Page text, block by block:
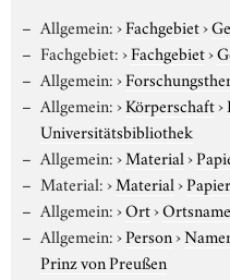
Allgemein:›Fachgebiet›
Fachgebiet:›Fachgebiet›
Allgemein:›
Allgemein:›Körperschaft›
Universitätsbibliothek
Allgemein:›Material›
Material:›Material›Papier
Allgemein:›Ort›
Allgemein:›Person›
Prinz von Preußen